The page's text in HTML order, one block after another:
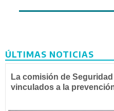
ÚLTIMAS NOTICIAS
La comisión de
vinculados a la